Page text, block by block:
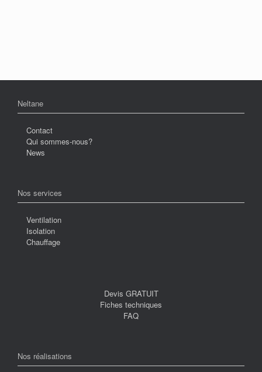
Neltane
Contact
Qui sommes-nous?
News
Nos services
Ventilation
Isolation
Chauffage
Devis GRATUIT
Fiches techniques
FAQ
Nos réalisations